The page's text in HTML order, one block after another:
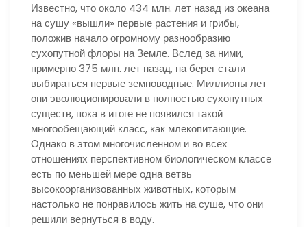
Известно, что около 434 млн. лет назад из океана
на сушу «вышли» первые растения и грибы,
положив начало огромному разнообразию
сухопутной флоры на Земле. Вслед за ними,
примерно 375 млн. лет назад, на берег стали
выбираться первые земноводные. Миллионы лет
они эволюционировали в полностью сухопутных
существ, пока в итоге не появился такой
многообещающий класс, как млекопитающие.
Однако в этом многочисленном и во всех
отношениях перспективном биологическом классе
есть по меньшей мере одна ветвь
высокоорганизованных животных, которым
настолько не понравилось жить на суше, что они
решили вернуться в воду.